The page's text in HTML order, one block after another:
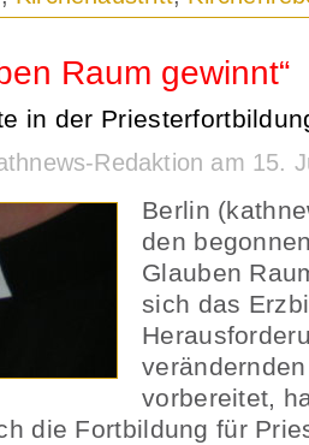
Raum gewinnt“
in der
Redaktion am 15.
Berlin
den
Glauben
sich das
vorbereitet,
die Fortbildung für